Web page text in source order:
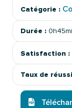
Catégorie :
Durée :
Satisfaction :
Taux de